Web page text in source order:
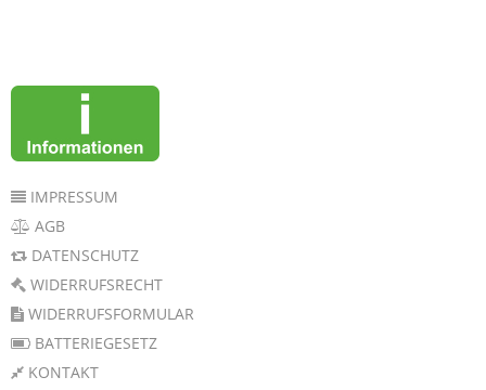
IMPRESSUM
AGB
DATENSCHUTZ
WIDERRUFSRECHT
WIDERRUFSFORMULAR
BATTERIEGESETZ
KONTAKT